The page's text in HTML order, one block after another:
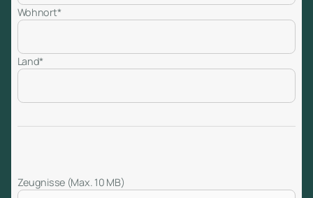
Wohnort*
Land*
Zeugnisse (Max. 10 MB)